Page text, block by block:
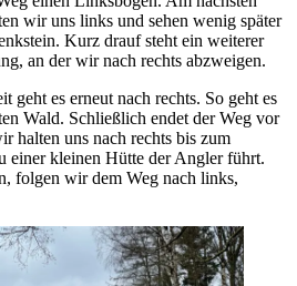
wir uns links und sehen wenig später
Kurz drauf steht ein weiterer
an der wir nach rechts abzweigen.
geht es erneut nach rechts. So geht es
Wald. Schließlich endet der Weg vor
halten uns nach rechts bis zum
einer kleinen Hütte der Angler führt.
folgen wir dem Weg nach links,